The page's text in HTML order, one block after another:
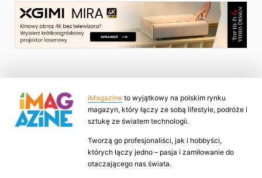
iMagazine to wyjątkowy na polskim rynku
magazyn, który łączy ze sobą lifestyle, podróże i
sztukę ze światem technologii.
Tworzą go profesjonaliści, jak i hobbyści,
których łączy jedno – pasja i zamiłowanie do
otaczającego nas świata.